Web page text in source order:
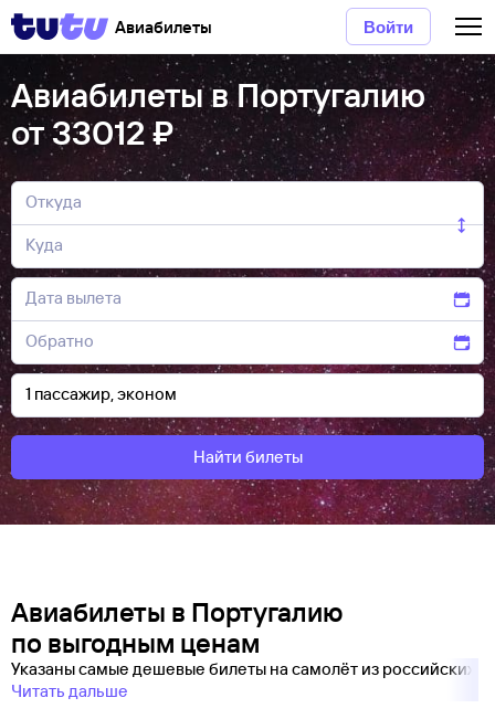
Авиабилеты Войти
Авиабилеты в Португалию
от 33012 ₽
Найти билеты
Авиабилеты в Португалию
по выгодным ценам
Указаны самые дешевые билеты на самолёт из российских
Читать дальше